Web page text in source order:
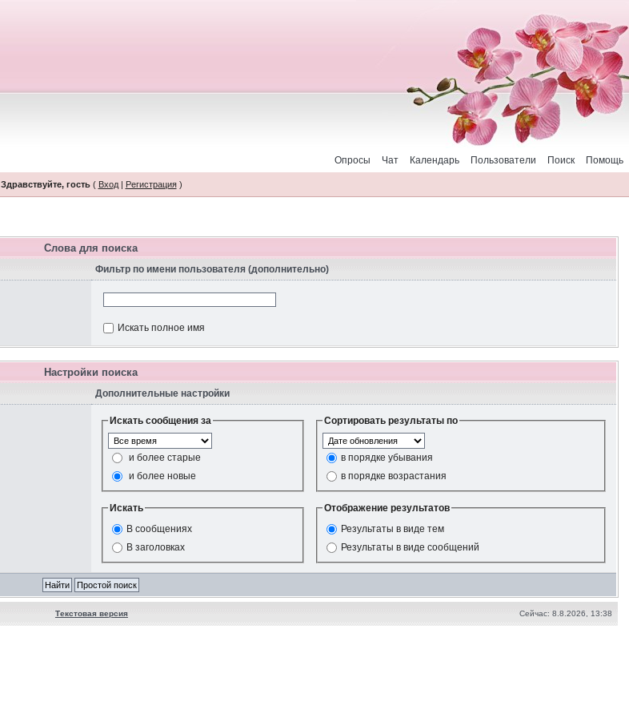
Помощь
Поиск
Пользователи
Календарь
Чат
Опросы
Здравствуйте, гость( Вход| Регистрация)
Слова для поиска
Фильтр по имени пользователя (дополнительно)
Искать полное имя
Настройки поиска
Дополнительные настройки
Искать сообщения за
и более старые
и более новые
Сортировать результаты по
в порядке убывания
в порядке возрастания
Искать
В сообщениях
В заголовках
Отображение результатов
Результаты в виде тем
Результаты в виде сообщений
Текстовая версия Сейчас: 8.8.2026, 13:38